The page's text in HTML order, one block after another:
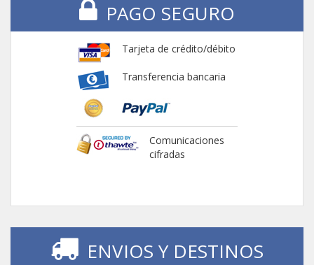
PAGO SEGURO
Tarjeta de crédito/débito
Transferencia bancaria
Comunicaciones
cifradas
ENVIOS Y DESTINOS